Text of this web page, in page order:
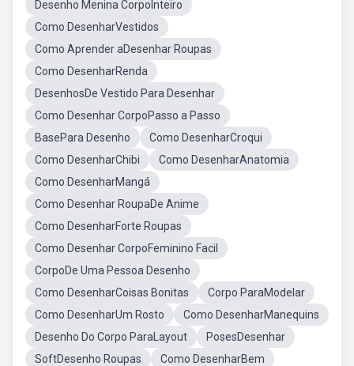
Desenho Menina CorpoInteiro
Como DesenharVestidos
Como Aprender aDesenhar Roupas
Como DesenharRenda
DesenhosDe Vestido Para Desenhar
Como Desenhar CorpoPasso a Passo
BasePara Desenho
Como DesenharCroqui
Como DesenharChibi
Como DesenharAnatomia
Como DesenharMangá
Como Desenhar RoupaDe Anime
Como DesenharForte Roupas
Como Desenhar CorpoFeminino Facil
CorpoDe Uma Pessoa Desenho
Como DesenharCoisas Bonitas
Corpo ParaModelar
Como DesenharUm Rosto
Como DesenharManequins
Desenho Do Corpo ParaLayout
PosesDesenhar
SoftDesenho Roupas
Como DesenharBem